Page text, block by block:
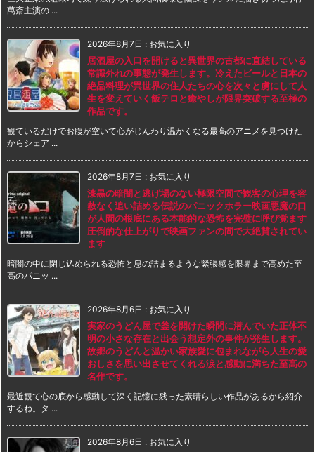
萬斎主演の ...
2026年8月7日 : お気に入り
居酒屋の入口を開けると異世界の古都に直結している
常識外れの事態が発生します。冷えたビールと日本の
絶品料理が異世界の住人たちの心を次々と虜にして人
生を変えていく飯テロと癒やしが限界突破する至極の
作品です。
観ているだけでお腹が空いて心がじんわり温かくなる最高のアニメを見つけた
からシェア ...
2026年8月7日 : お気に入り
漆黒の暗闇と逃げ場のない極限空間で観客の心理を容
赦なく追い詰める伝説のパニックホラー映画悪魔の口
が人間の根底にある本能的な恐怖を完璧に呼び覚ます
圧倒的な仕上がりで映画ファンの間で大絶賛されてい
ます
暗闇の中に閉じ込められる恐怖と息の詰まるような緊張感を限界まで高めた至
高のパニッ ...
2026年8月6日 : お気に入り
実家のうどん屋で釜を開けた瞬間に潜んでいた正体不
明の小さな存在と出会う想定外の事件が発生します。
故郷のうどんと温かい家族愛に包まれながら人生の愛
おしさを思い出させてくれる涙と感動に満ちた至高の
名作です。
最近観て心の底から感動して深く記憶に残った素晴らしい作品があるから紹介
するね。タ ...
2026年8月6日 : お気に入り